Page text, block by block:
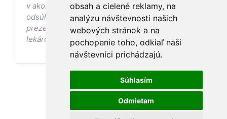
obsah a cielené reklamy, na
analýzu návštevnosti našich
webových stránok a na
pochopenie toho, odkiaľ naši
návštevníci prichádzajú.
Súhlasím
Odmietam
v akomkoľvek štádiu tehotenstva. Bez
odsúhlasenia postupov a odporúčaní
prezentovaných na stránke Vaším ošetrujúcim
lekárom tieto postupy a odporúčania neaplikujte.